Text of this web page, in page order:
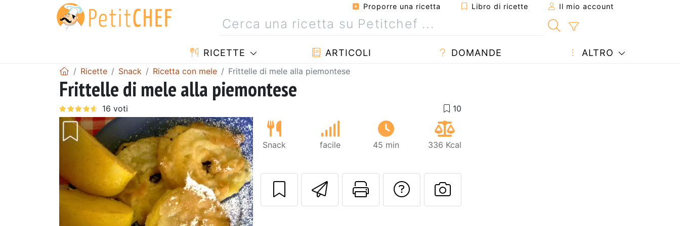
Proporre una ricetta Libro di ricette Il mio account
RICETTE ARTICOLI DOMANDE ALTRO
Ricette Snack Ricetta con mele Frittelle di mele alla piemontese
Frittelle di mele alla piemontese
Snack facile 45 min 336 Kcal
Invia questa ricetta ad un amico
Stampa la ricetta
Contatta l'autore della Ricetta
Pubblica la foto di questa